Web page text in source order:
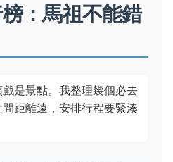
：馬祖不能錯
是景點。我整理幾個必去
距離遠，安排行程要緊湊